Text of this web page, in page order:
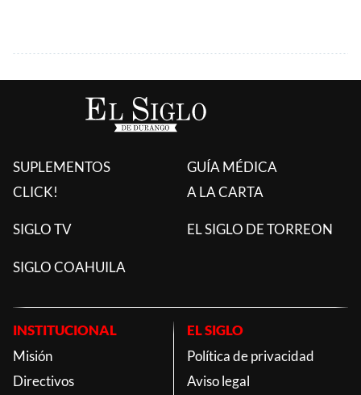
SUPLEMENTOS
CLICK!
GUÍA MÉDICA
A LA CARTA
SIGLO TV EL SIGLO DE TORREON
SIGLO COAHUILA
INSTITUCIONAL
Misión
Directivos
EL SIGLO
Política de privacidad
Aviso legal